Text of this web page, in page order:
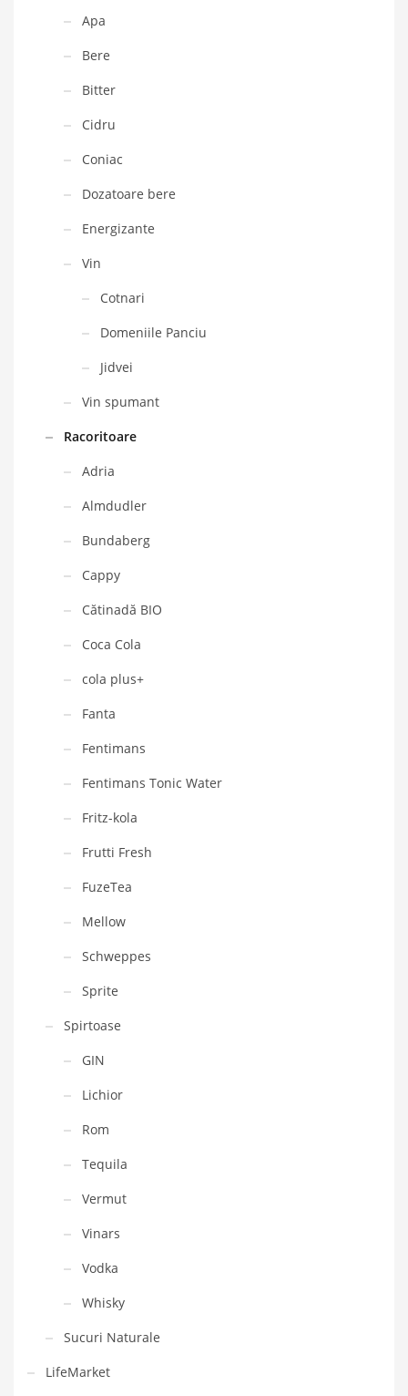
Apa
Bere
Bitter
Cidru
Coniac
Dozatoare bere
Energizante
Vin
Cotnari
Domeniile Panciu
Jidvei
Vin spumant
Racoritoare
Adria
Almdudler
Bundaberg
Cappy
Cătinadă BIO
Coca Cola
cola plus+
Fanta
Fentimans
Fentimans Tonic Water
Fritz-kola
Frutti Fresh
FuzeTea
Mellow
Schweppes
Sprite
Spirtoase
GIN
Lichior
Rom
Tequila
Vermut
Vinars
Vodka
Whisky
Sucuri Naturale
LifeMarket